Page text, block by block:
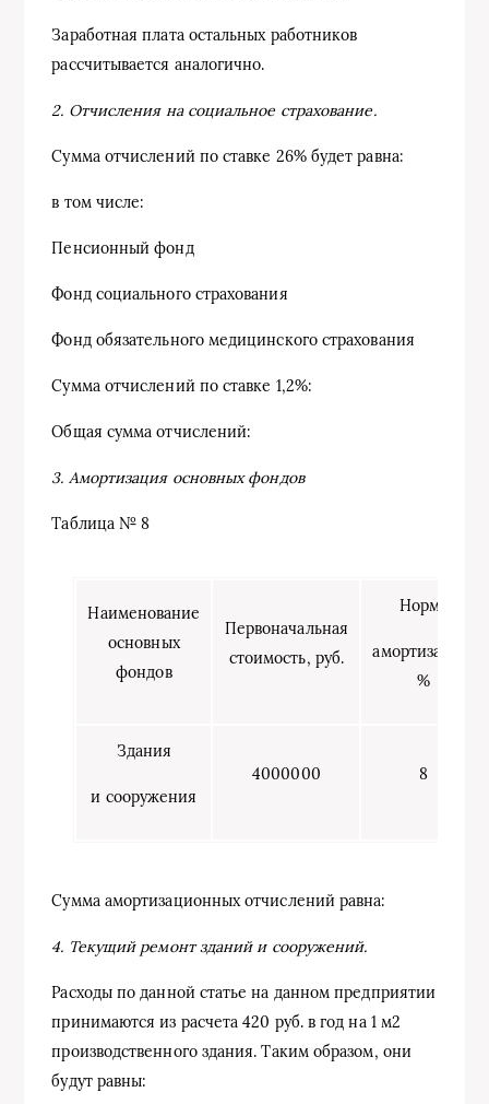
Заработная плата остальных работников
рассчитывается аналогично.
2. Отчисления на социальное страхование.
Сумма отчислений по ставке 26% будет равна:
в том числе:
Пенсионный фонд
Фонд социального страхования
Фонд обязательного медицинского страхования
Сумма отчислений по ставке 1,2%:
Общая сумма отчислений:
3. Амортизация основных фондов
Таблица № 8
Наименование
основных
фондов
Первоначальная
стоимость, руб.
Норма
амортизации,
%
Здания
и сооружения
4000000 8
Сумма амортизационных отчислений равна:
4. Текущий ремонт зданий и сооружений.
Расходы по данной статье на данном предприятии
принимаются из расчета 420 руб. в год на 1 м2
производственного здания. Таким образом, они
будут равны: